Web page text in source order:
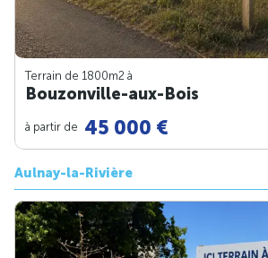
Terrain de 1800m2 à
Bouzonville-aux-Bois
à partir de 45 000 €
Aulnay-la-Rivière